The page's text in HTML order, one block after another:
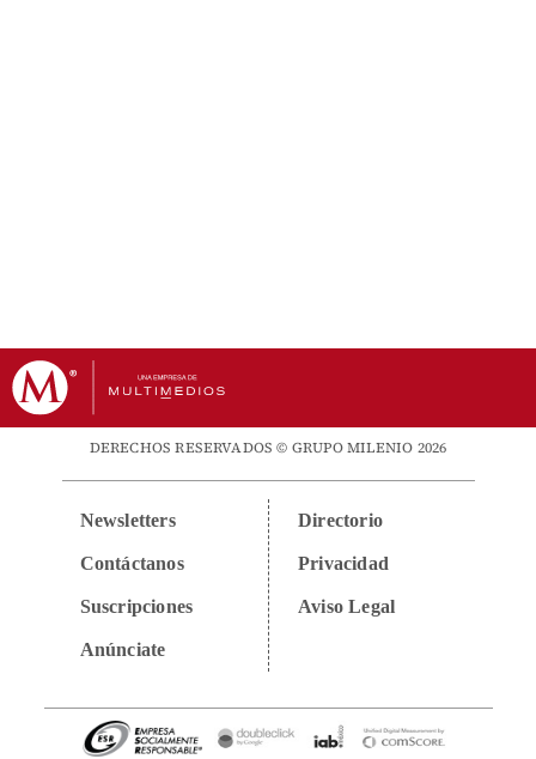
DERECHOS RESERVADOS © GRUPO MILENIO 2026
Newsletters
Contáctanos
Suscripciones
Anúnciate
Directorio
Privacidad
Aviso Legal